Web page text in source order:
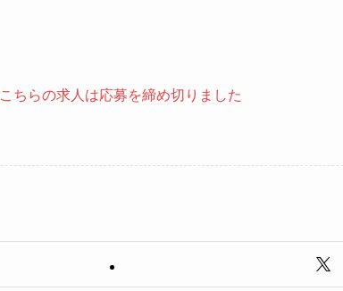
こちらの求人は応募を締め切りました